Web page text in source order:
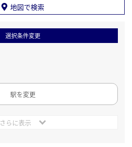
地図で検索
選択条件変更
駅を変更
さらに表示